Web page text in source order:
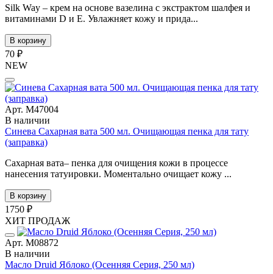
Silk Way – крем на основе вазелина с экстрактом шалфея и
витаминами D и E. Увлажняет кожу и прида...
В корзину
70 ₽
NEW
Арт. М47004
В наличии
Синева Сахарная вата 500 мл. Очищающая пенка для тату
(заправка)
Сахарная вата– пенка для очищения кожи в процессе
нанесения татуировки. Моментально очищает кожу ...
В корзину
1750 ₽
ХИТ ПРОДАЖ
Арт. М08872
В наличии
Масло Druid Яблоко (Осенняя Серия, 250 мл)